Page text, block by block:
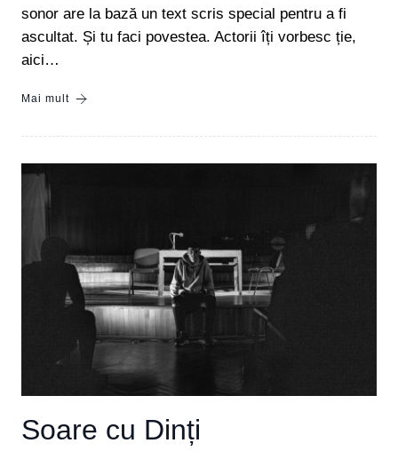
sonor are la bază un text scris special pentru a fi
ascultat. Și tu faci povestea. Actorii îți vorbesc ție,
aici…
Mai mult
Soare cu Dinți